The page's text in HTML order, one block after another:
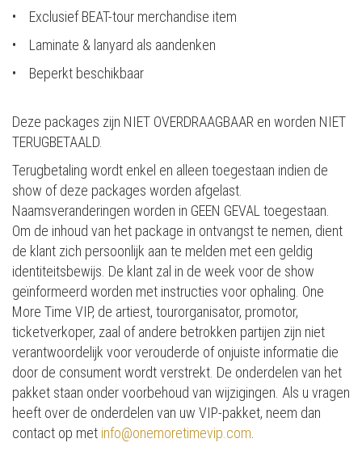
• Exclusief BEAT-tour merchandise item
• Laminate & lanyard als aandenken
• Beperkt beschikbaar
Deze packages zijn NIET OVERDRAAGBAAR en worden NIET
TERUGBETAALD.
Terugbetaling wordt enkel en alleen toegestaan indien de
show of deze packages worden afgelast.
Naamsveranderingen worden in GEEN GEVAL toegestaan.
Om de inhoud van het package in ontvangst te nemen, dient
de klant zich persoonlijk aan te melden met een geldig
identiteitsbewijs. De klant zal in de week voor de show
geïnformeerd worden met instructies voor ophaling. One
More Time VIP, de artiest, tourorganisator, promotor,
ticketverkoper, zaal of andere betrokken partijen zijn niet
verantwoordelijk voor verouderde of onjuiste informatie die
door de consument wordt verstrekt. De onderdelen van het
pakket staan onder voorbehoud van wijzigingen. Als u vragen
heeft over de onderdelen van uw VIP-pakket, neem dan
contact op met info@onemoretimevip.com